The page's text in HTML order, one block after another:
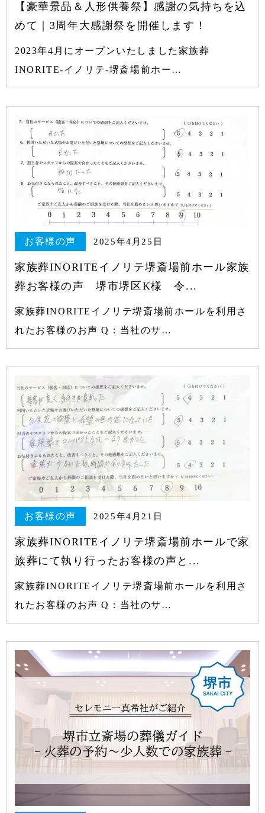
【豪華景品＆人形供養祭】感謝の気持ちを込
めて｜3周年大感謝祭を開催します！
2023年4月にオープンいたしました家族葬
INORITE-イノリテ-堺斎場前ホー…
お客様の声 2025年4月25日
家族葬INORITEイノリテ堺斎場前ホール家族
葬お客様の声 堺市堺区K様 令...
家族葬INORITEイノリテ堺斎場前ホールを利用さ
れたお客様のお声 Q：当社のサ…
お客様の声 2025年4月21日
家族葬INORITEイノリテ堺斎場前ホールで家
族葬にて執り行ったお客様の声と...
家族葬INORITEイノリテ堺斎場前ホールを利用さ
れたお客様のお声 Q：当社のサ…